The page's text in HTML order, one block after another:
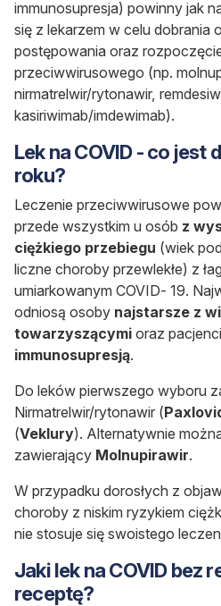
immunosupresja) powinny jak
się z lekarzem w celu dobrania
postępowania oraz
przeciwwirusowego (np.
nirmatrelwir/rytonawir,
kasiriwimab/imdewimab).
Lek na COVID - co jest
roku?
Leczenie przeciwwirusowe
przede wszystkim u osób z
ciężkiego przebiegu (wiek
liczne choroby przewlekłe) z
umiarkowanym COVID- 19.
odniosą osoby najstarsze z
towarzyszącymi oraz
immunosupresją.
Do leków pierwszego wyboru
Nirmatrelwir/rytonawir (
(Veklury). Alternatywnie
zawierający Molnupirawir.
W przypadku dorosłych z
choroby z niskim ryzykiem
nie stosuje się swoistego
Jaki lek na COVID bez
receptę?